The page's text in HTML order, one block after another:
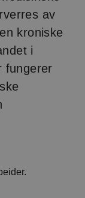
av
kroniske
i
fungerer